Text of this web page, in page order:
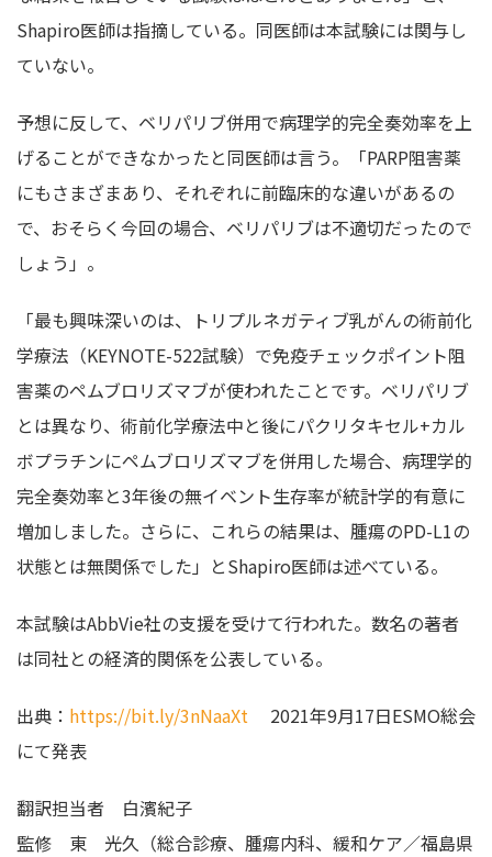
Shapiro医師は指摘している。同医師は本試験には関与し
ていない。
予想に反して、ベリパリブ併用で病理学的完全奏効率を上
げることができなかったと同医師は言う。「PARP阻害薬
にもさまざまあり、それぞれに前臨床的な違いがあるの
で、おそらく今回の場合、ベリパリブは不適切だったので
しょう」。
「最も興味深いのは、トリプルネガティブ乳がんの術前化
学療法（KEYNOTE-522試験）で免疫チェックポイント阻
害薬のペムブロリズマブが使われたことです。ベリパリブ
とは異なり、術前化学療法中と後にパクリタキセル+カル
ボプラチンにペムブロリズマブを併用した場合、病理学的
完全奏効率と3年後の無イベント生存率が統計学的有意に
増加しました。さらに、これらの結果は、腫瘍のPD-L1の
状態とは無関係でした」とShapiro医師は述べている。
本試験はAbbVie社の支援を受けて行われた。数名の著者
は同社との経済的関係を公表している。
出典： https://bit.ly/3nNaaXt 2021年9月17日ESMO総会
にて発表
翻訳担当者 白濱紀子
監修 東 光久（総合診療、腫瘍内科、緩和ケア／福島県